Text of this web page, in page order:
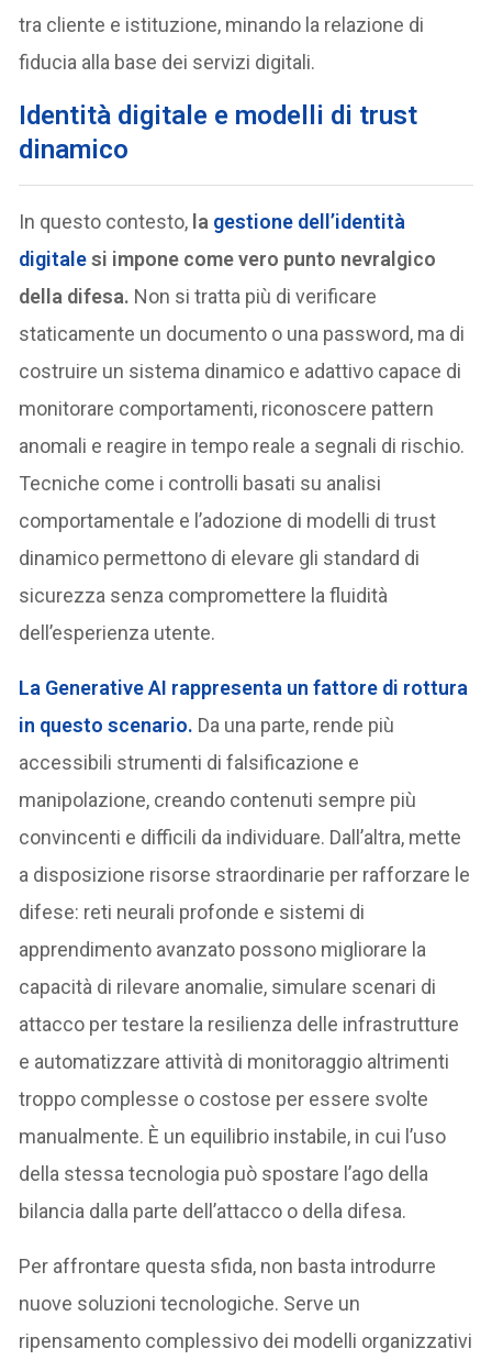
tra cliente e istituzione, minando la relazione di
fiducia alla base dei servizi digitali.
Identità digitale e modelli di trust
dinamico
In questo contesto, la gestione dell’identità
digitalesi impone come vero punto nevralgico
della difesa. Non si tratta più di verificare
staticamente un documento o una password, ma di
costruire un sistema dinamico e adattivo capace di
monitorare comportamenti, riconoscere pattern
anomali e reagire in tempo reale a segnali di rischio.
Tecniche come i controlli basati su analisi
comportamentale e l’adozione di modelli di trust
dinamico permettono di elevare gli standard di
sicurezza senza compromettere la fluidità
dell’esperienza utente.
La Generative AI rappresenta un fattore di rottura
in questo scenario. Da una parte, rende più
accessibili strumenti di falsificazione e
manipolazione, creando contenuti sempre più
convincenti e difficili da individuare. Dall’altra, mette
a disposizione risorse straordinarie per rafforzare le
difese: reti neurali profonde e sistemi di
apprendimento avanzato possono migliorare la
capacità di rilevare anomalie, simulare scenari di
attacco per testare la resilienza delle infrastrutture
e automatizzare attività di monitoraggio altrimenti
troppo complesse o costose per essere svolte
manualmente. È un equilibrio instabile, in cui l’uso
della stessa tecnologia può spostare l’ago della
bilancia dalla parte dell’attacco o della difesa.
Per affrontare questa sfida, non basta introdurre
nuove soluzioni tecnologiche. Serve un
ripensamento complessivo dei modelli organizzativi